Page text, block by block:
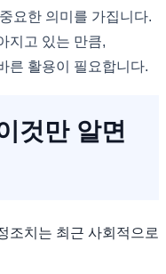
요한 의미를 가집니다.
지고 있는 만큼,
른 활용이 필요합니다.
것만 알면
조치는 최근 사회적으로